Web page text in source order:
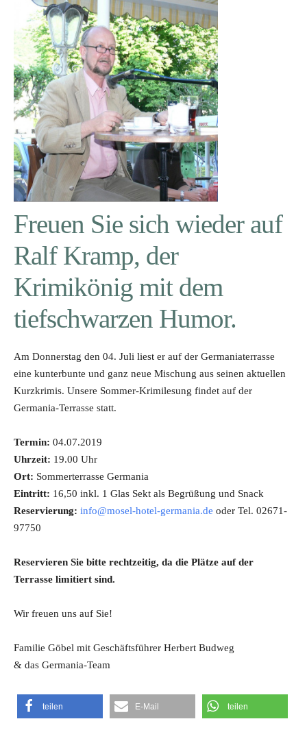
Freuen Sie sich wieder auf
Ralf Kramp, der
Krimikönig mit dem
tiefschwarzen Humor.
Am Donnerstag den 04. Juli liest er auf der Germaniaterrasse
eine kunterbunte und ganz neue Mischung aus seinen aktuellen
Kurzkrimis. Unsere Sommer-Krimilesung findet auf der
Germania-Terrasse statt.
Termin: 04.07.2019
Uhrzeit: 19.00 Uhr
Ort: Sommerterrasse Germania
Eintritt: 16,50 inkl. 1 Glas Sekt als Begrüßung und Snack
Reservierung: info@mosel-hotel-germania.de oder Tel. 02671-
97750
Reservieren Sie bitte rechtzeitig, da die Plätze auf der
Terrasse limitiert sind.
Wir freuen uns auf Sie!
Familie Göbel mit Geschäftsführer Herbert Budweg
& das Germania-Team
teilen E-Mail teilen